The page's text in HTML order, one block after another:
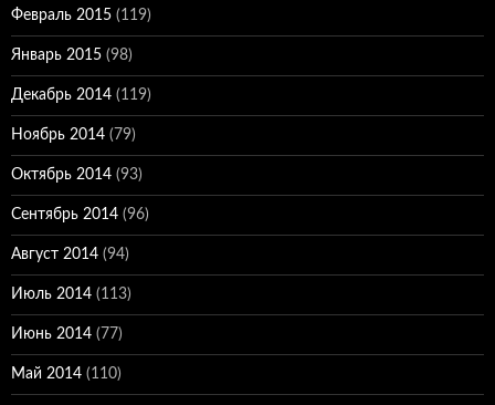
Февраль 2015 (119)
Январь 2015 (98)
Декабрь 2014 (119)
Ноябрь 2014 (79)
Октябрь 2014 (93)
Сентябрь 2014 (96)
Август 2014 (94)
Июль 2014 (113)
Июнь 2014 (77)
Май 2014 (110)